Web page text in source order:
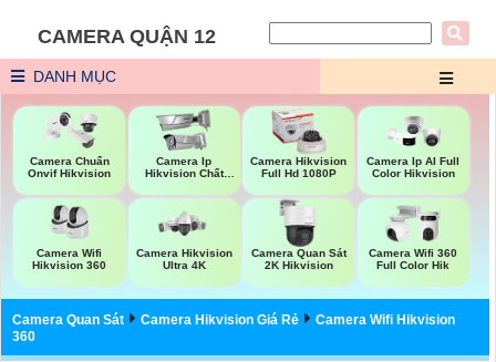
CAMERA QUẬN 12
DANH MỤC
Camera Chuẩn
Onvif Hikvision
Camera Ip
Hikvision Chất
Camera Hikvision
Full Hd 1080P
Camera Ip AI Full
Color Hikvision
Camera Wifi
Hikvision 360
Camera Hikvision
Ultra 4K
Camera Quan Sát
2K Hikvision
Camera Wifi 360
Full Color Hik
Camera Quan Sát Camera Hikvision Giá Rẻ
Camera Wifi Hikvision
360